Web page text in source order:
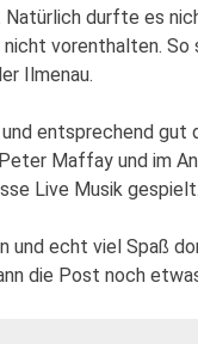
Natürlich durfte es
vorenthalten. So
Ilmenau.
entsprechend gut
Maffay und im
Live Musik gespielt.
und echt viel Spaß
die Post noch